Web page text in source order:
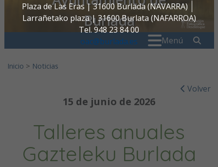
Plaza de Las Eras | 31600 Burlada (NAVARRA)
Larrañetako plaza | 31600 Burlata (NAFARROA)
Tel. 948 23 84 00
oac@burlada.es
Burlada
Menú
Inicio > Noticias
Volver
15 de junio de 2026
Talleres anuales
Gazteleku Burlada